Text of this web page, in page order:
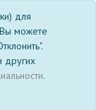
для
можете
других
.